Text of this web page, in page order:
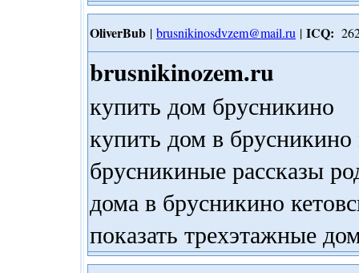
OliverBub | brusnikinosdvzem@mail.ru | ICQ:
brusnikinozem.ru
купить дом брусникино
купить дом в
брусникиные рассказы
дома в брусникино
показать трехэтажные